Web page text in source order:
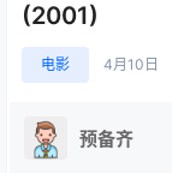
(2001)
电影 4月10日
预备齐